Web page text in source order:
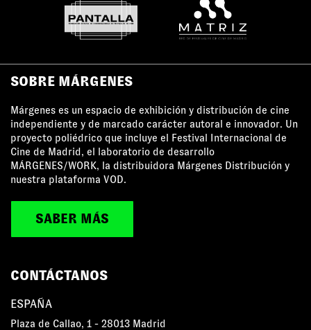
SOBRE MÁRGENES
Márgenes es un espacio de exhibición y distribución de cine
independiente y de marcado carácter autoral e innovador. Un
proyecto poliédrico que incluye el Festival Internacional de
Cine de Madrid, el laboratorio de desarrollo
MÁRGENES/WORK, la distribuidora Márgenes Distribución y
nuestra plataforma VOD.
SABER MÁS
CONTÁCTANOS
ESPAÑA
Plaza de Callao, 1 - 28013 Madrid